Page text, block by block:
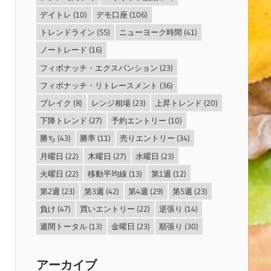
デイトレ (10) デモ口座 (106)
トレンドライン (55) ニューヨーク時間 (41)
ノートレード (16)
フィボナッチ・エクスパンション (23)
フィボナッチ・リトレースメント (36)
ブレイク (8) レンジ相場 (23) 上昇トレンド (20)
下降トレンド (27) 予約エントリー (10)
勝ち (43) 勝率 (11) 売りエントリー (34)
月曜日 (22) 木曜日 (27) 水曜日 (23)
火曜日 (22) 移動平均線 (13) 第1週 (12)
第2週 (23) 第3週 (42) 第4週 (29) 第5週 (23)
負け (47) 買いエントリー (22) 逆張り (14)
週間トータル (13) 金曜日 (23) 順張り (30)
アーカイブ